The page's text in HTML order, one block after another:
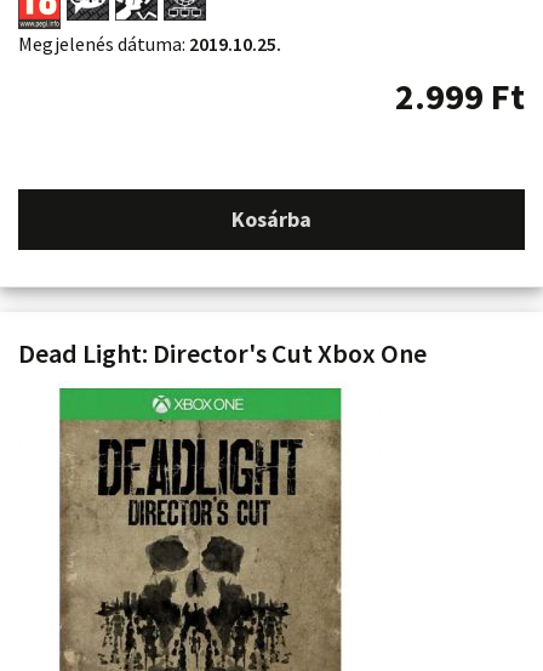
Megjelenés dátuma: 2019.10.25.
2.999 Ft
Kosárba
Dead Light: Director's Cut Xbox One